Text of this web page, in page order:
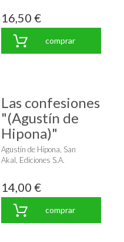
16,50 €
comprar
Las confesiones
"(Agustín de
Hipona)"
Agustín de Hipona, San
Akal, Ediciones S.A.
14,00 €
comprar